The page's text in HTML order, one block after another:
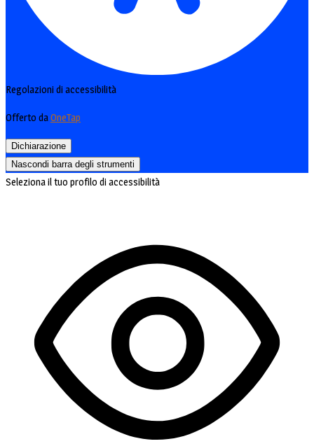
Regolazioni di accessibilità
Offerto daOneTap
Dichiarazione
Nascondi barra degli strumenti
Seleziona il tuo profilo di accessibilità